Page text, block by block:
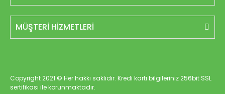
MÜŞTERİ HİZMETLERİ
Copyright 2021 © Her hakkı saklıdır. Kredi kartı bilgileriniz 256bit SSL
sertifikası ile korunmaktadır.